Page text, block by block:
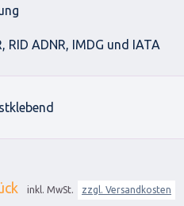
RID ADNR, IMDG und IATA
inkl. MwSt. zzgl. Versandkosten